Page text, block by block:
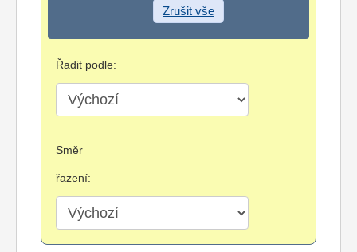
Zrušit vše
Řadit podle:
Směr
řazení: